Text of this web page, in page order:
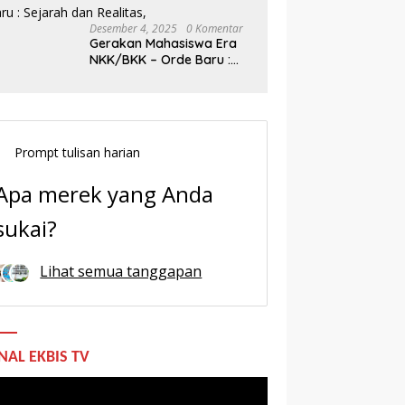
Desember 4, 2025 0 Komentar
Gerakan Mahasiswa Era
NKK/BKK – Orde Baru :
Prompt tulisan harian
merek yang Anda
Lihat semua tanggapan
EKBIS TV